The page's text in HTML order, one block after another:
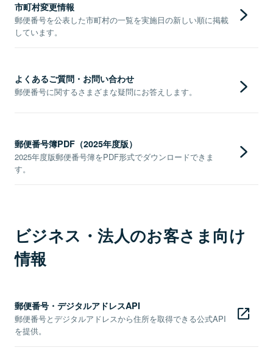
市町村変更情報
郵便番号を公表した市町村の一覧を実施日の新しい順に掲載
しています。
よくあるご質問・お問い合わせ
郵便番号に関するさまざまな疑問にお答えします。
郵便番号簿PDF（2025年度版）
2025年度版郵便番号簿をPDF形式でダウンロードできま
す。
ビジネス・法人のお客さま向け
情報
郵便番号・デジタルアドレスAPI
郵便番号とデジタルアドレスから住所を取得できる公式API
を提供。